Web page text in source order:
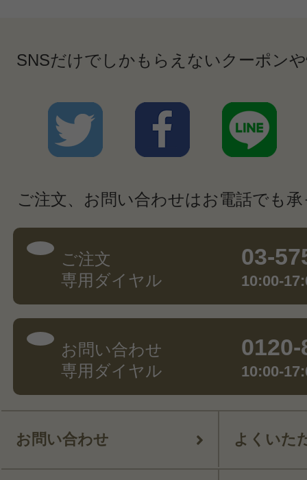
SNSだけでしかもらえないクーポン
ご注文、お問い合わせはお電話でも
ご注文
専用ダイヤル
03-
10:00-
お問い合わせ
専用ダイヤル
10:00-
お問い合わせ よくいた